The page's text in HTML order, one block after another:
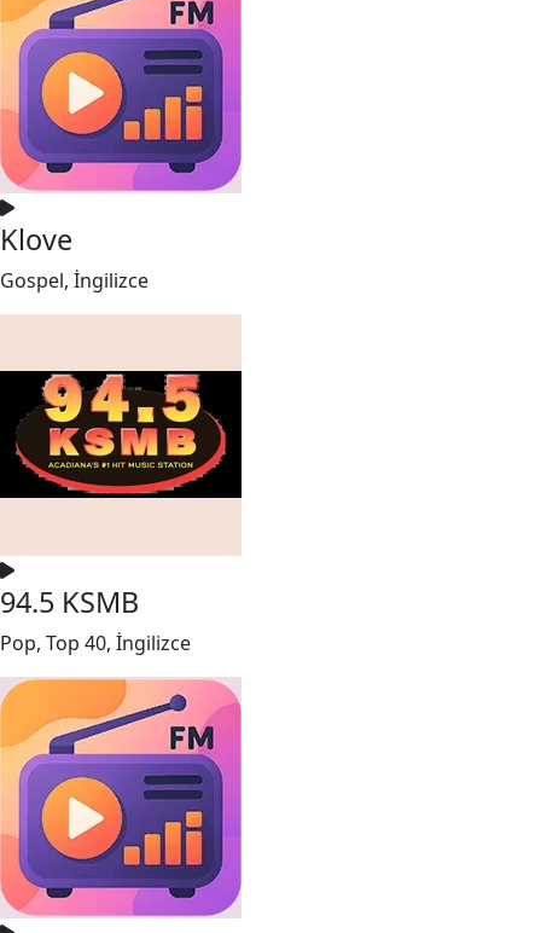
Klove
Gospel, İngilizce
94.5 KSMB
Pop, Top 40, İngilizce